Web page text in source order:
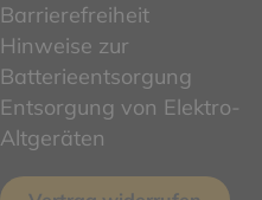
Barrierefreiheit
Hinweise zur
Batterieentsorgung
Entsorgung von Elektro-
Altgeräten